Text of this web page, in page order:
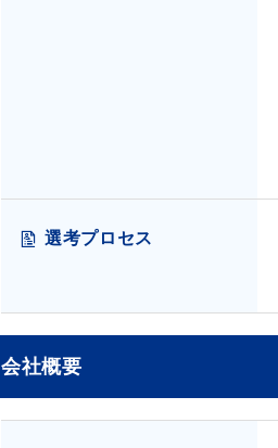
選考プロセス
会社概要